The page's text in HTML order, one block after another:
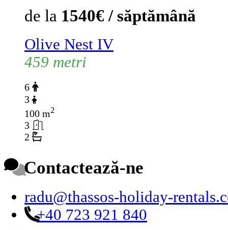
de la 1540€ / săptămână
Olive Nest IV
459 metri
6
3
100 m2
3
2
Contactează-ne
radu@thassos-holiday-
+40 723 921 840